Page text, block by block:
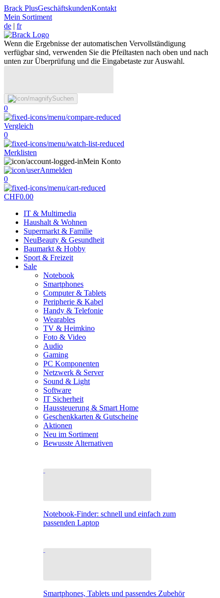
Brack PlusGeschäftskundenKontakt
Mein Sortiment
de | fr
Wenn die Ergebnisse der automatischen Vervollständigung
verfügbar sind, verwenden Sie die Pfeiltasten nach oben und nach
unten zur Überprüfung und die Eingabetaste zur Auswahl.
Suchen
0
Vergleich
0
Merklisten
Mein Konto
Anmelden
0
CHF0.00
IT & Multimedia
Haushalt & Wohnen
Supermarkt & Familie
NeuBeauty & Gesundheit
Baumarkt & Hobby
Sport & Freizeit
Sale
Notebook
Smartphones
Computer & Tablets
Peripherie & Kabel
Handy & Telefonie
Wearables
TV & Heimkino
Foto & Video
Audio
Gaming
PC Komponenten
Netzwerk & Server
Sound & Light
Software
IT Sicherheit
Haussteuerung & Smart Home
Geschenkkarten & Gutscheine
Aktionen
Neu im Sortiment
Bewusste Alternativen
Notebook-Finder: schnell und einfach zum
passenden Laptop
Smartphones, Tablets und passendes Zubehör